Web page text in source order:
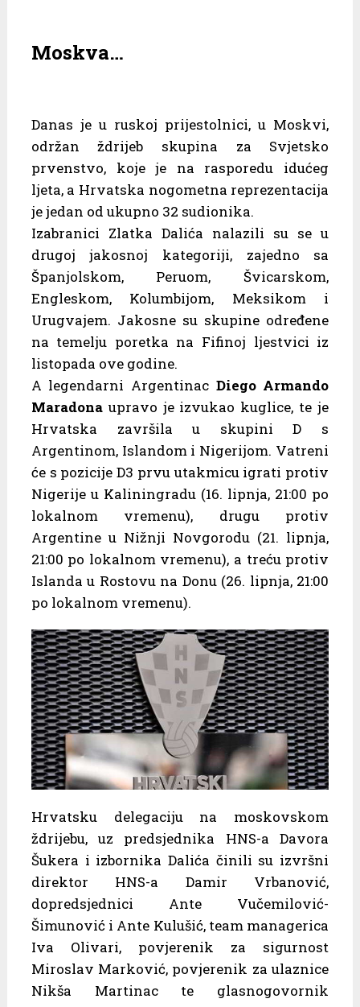
Moskva…
Danas je u ruskoj prijestolnici, u Moskvi,
održan ždrijeb skupina za Svjetsko
prvenstvo, koje je na rasporedu idućeg
ljeta, a Hrvatska nogometna reprezentacija
je jedan od ukupno 32 sudionika.
Izabranici Zlatka Dalića nalazili su se u
drugoj jakosnoj kategoriji, zajedno sa
Španjolskom, Peruom, Švicarskom,
Engleskom, Kolumbijom, Meksikom i
Urugvajem. Jakosne su skupine određene
na temelju poretka na Fifinoj ljestvici iz
listopada ove godine.
A legendarni Argentinac Diego Armando
Maradonaupravo je izvukao kuglice, te je
Hrvatska završila u skupini D s
Argentinom, Islandom i Nigerijom. Vatreni
će s pozicije D3 prvu utakmicu igrati protiv
Nigerije u Kaliningradu (16. lipnja, 21:00 po
lokalnom vremenu), drugu protiv
Argentine u Nižnji Novgorodu (21. lipnja,
21:00 po lokalnom vremenu), a treću protiv
Islanda u Rostovu na Donu (26. lipnja, 21:00
po lokalnom vremenu).
Hrvatsku delegaciju na moskovskom
ždrijebu, uz predsjednika HNS-a Davora
Šukera i izbornika Dalića činili su izvršni
direktor HNS-a Damir Vrbanović,
dopredsjednici Ante Vučemilović-
Šimunović i Ante Kulušić, team managerica
Iva Olivari, povjerenik za sigurnost
Miroslav Marković, povjerenik za ulaznice
Nikša Martinac te glasnogovornik